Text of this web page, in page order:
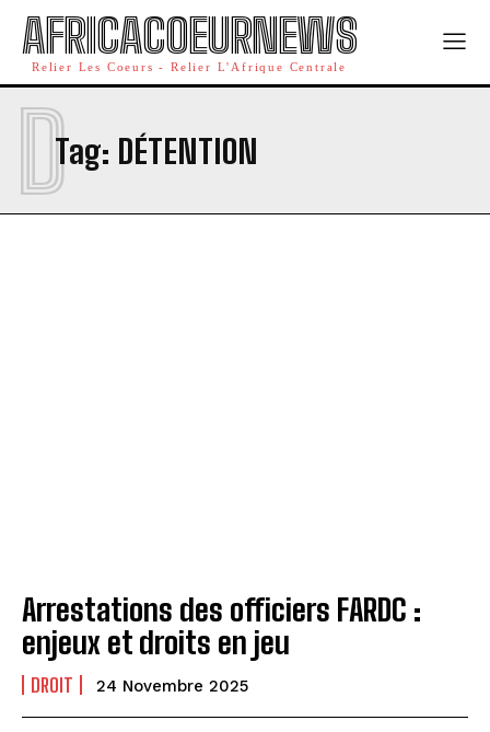
AFRICACOEURNEWS
Relier Les Coeurs - Relier L'Afrique Centrale
Tag: DÉTENTION
D
Arrestations des officiers FARDC :
enjeux et droits en jeu
DROIT 24 Novembre 2025